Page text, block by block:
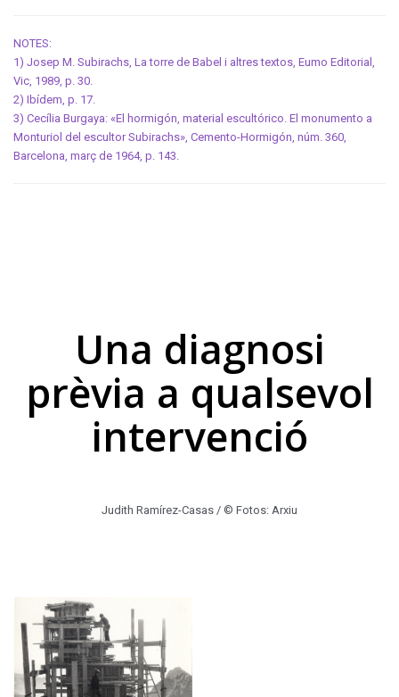
NOTES:
1) Josep M. Subirachs, La torre de Babel i altres textos, Eumo Editorial,
Vic, 1989, p. 30.
2) Ibídem, p. 17.
3) Cecília Burgaya: «El hormigón, material escultórico. El monumento a
Monturiol del escultor Subirachs», Cemento-Hormigón, núm. 360,
Barcelona, març de 1964, p. 143.
Una diagnosi
prèvia a qualsevol
intervenció
Judith Ramírez-Casas / © Fotos: Arxiu